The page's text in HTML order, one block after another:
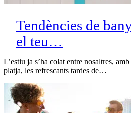
Tendències de
el teu…
L’estiu ja s’ha colat entre nosaltres,
platja, les refrescants tardes de…